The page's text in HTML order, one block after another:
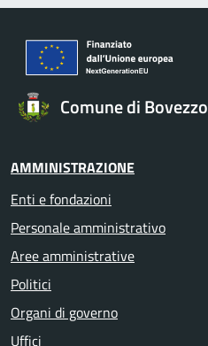
Comune di Bovezzo
AMMINISTRAZIONE
Enti e fondazioni
Personale amministrativo
Aree amministrative
Politici
Organi di governo
Uffici